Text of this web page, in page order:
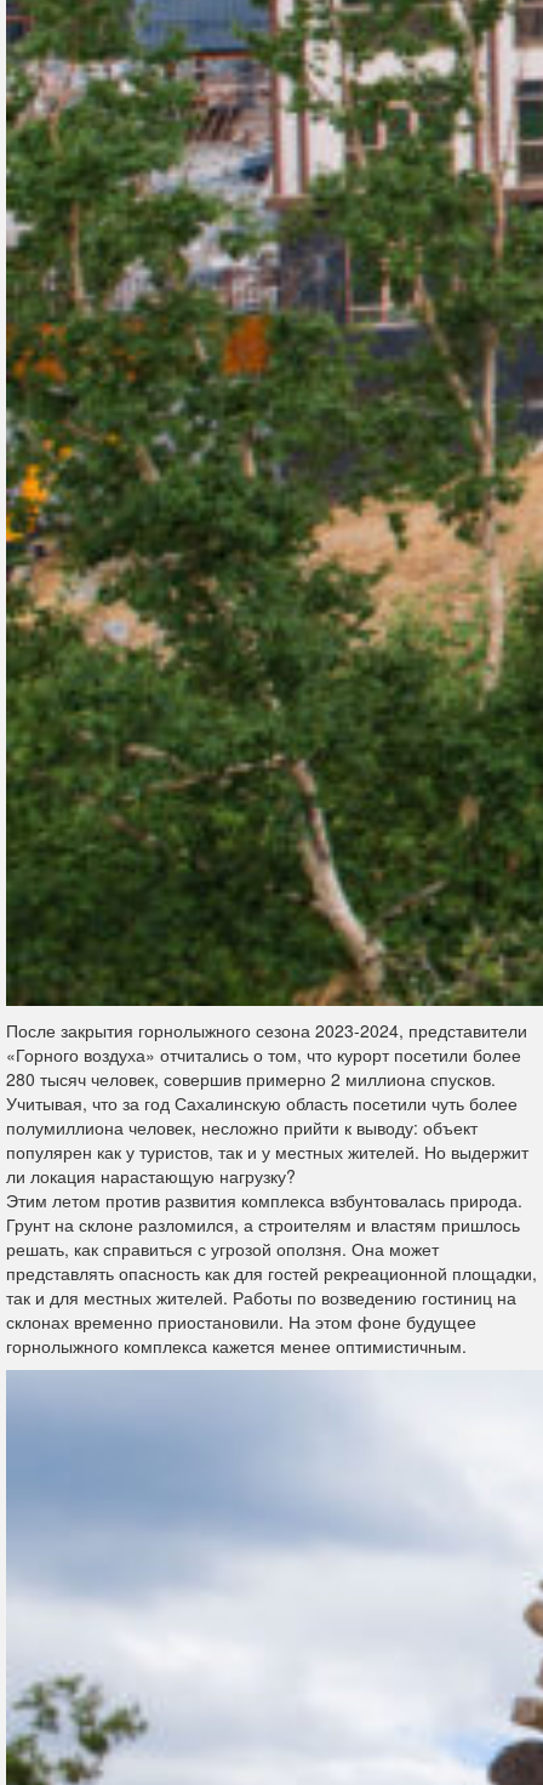
После закрытия горнолыжного сезона 2023-2024, представители
«Горного воздуха» отчитались о том, что курорт посетили более
280 тысяч человек, совершив примерно 2 миллиона спусков.
Учитывая, что за год Сахалинскую область посетили чуть более
полумиллиона человек, несложно прийти к выводу: объект
популярен как у туристов, так и у местных жителей. Но выдержит
ли локация нарастающую нагрузку?
Этим летом против развития комплекса взбунтовалась природа.
Грунт на склоне разломился, а строителям и властям пришлось
решать, как справиться с угрозой оползня. Она может
представлять опасность как для гостей рекреационной площадки,
так и для местных жителей. Работы по возведению гостиниц на
склонах временно приостановили. На этом фоне будущее
горнолыжного комплекса кажется менее оптимистичным.